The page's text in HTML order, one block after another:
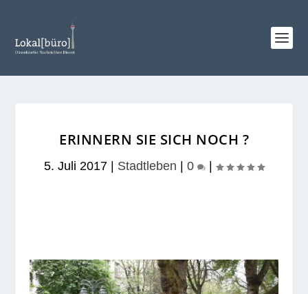
ERINNERN SIE SICH NOCH ?
5. Juli 2017 Stadtleben 0